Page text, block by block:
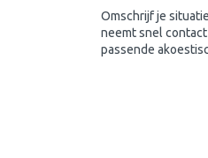
Omschrijf je
neemt snel
passende